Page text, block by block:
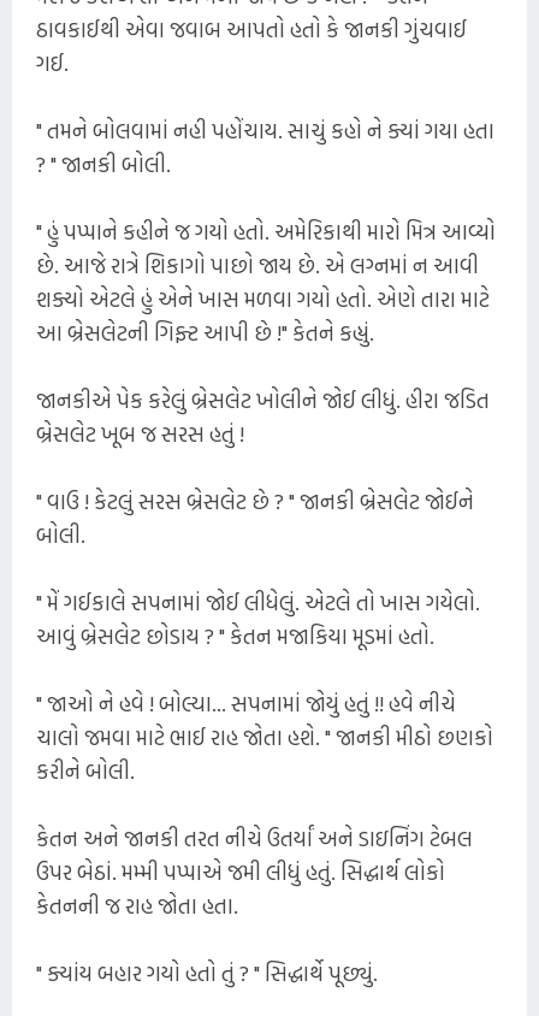
ઠાવકાઈથી એવા જવાબ આપતો હતો કે જાનકી ગુંચવાઈ
ગઈ.
" તમને બોલવામાં નહી પહોંચાય. સાચું કહો ને ક્યાં ગયા હતા
? " જાનકી બોલી.
" હું પપ્પાને કહીને જ ગયો હતો. અમેરિકાથી મારો મિત્ર આવ્યો
છે. આજે રાત્રે શિકાગો પાછો જાય છે. એ લગ્નમાં ન આવી
શક્યો એટલે હું એને ખાસ મળવા ગયો હતો. એણે તારા માટે
આ બ્રેસલેટની ગિફ્ટ આપી છે !" કેતને કહ્યું.
જાનકીએ પેક કરેલું બ્રેસલેટ ખોલીને જોઈ લીધું. હીરા જડિત
બ્રેસલેટ ખૂબ જ સરસ હતું !
" વાઉ ! કેટલું સરસ બ્રેસલેટ છે ? " જાનકી બ્રેસલેટ જોઈને
બોલી.
" મેં ગઈકાલે સપનામાં જોઈ લીધેલું. એટલે તો ખાસ ગયેલો.
આવું બ્રેસલેટ છોડાય ? " કેતન મજાકિયા મૂડમાં હતો.
" જાઓ ને હવે ! બોલ્યા... સપનામાં જોયું હતું !! હવે નીચે
ચાલો જમવા માટે ભાઈ રાહ જોતા હશે. " જાનકી મીઠો છણકો
કરીને બોલી.
કેતન અને જાનકી તરત નીચે ઉતર્યાં અને ડાઇનિંગ ટેબલ
ઉપર બેઠાં. મમ્મી પપ્પાએ જમી લીધું હતું. સિદ્ધાર્થ લોકો
કેતનની જ રાહ જોતા હતા.
" ક્યાંય બહાર ગયો હતો તું ? " સિદ્ધાર્થે પૂછ્યું.